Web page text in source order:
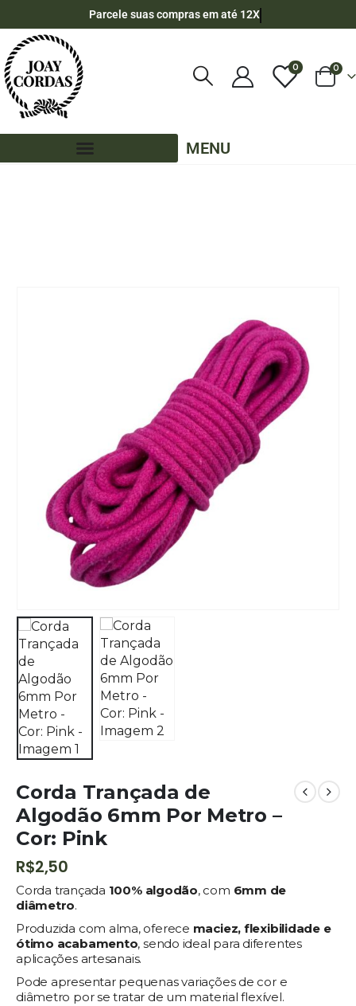
Parcele suas compras em até 12X
0 0
MENU
Corda Trançada de
Algodão 6mm Por Metro –
Cor: Pink
R$2,50
Corda trançada 100% algodão, com 6mm de
diâmetro.
Produzida com alma, oferece maciez, flexibilidade e
ótimo acabamento, sendo ideal para diferentes
aplicações artesanais.
Pode apresentar pequenas variações de cor e
diâmetro por se tratar de um material flexível.